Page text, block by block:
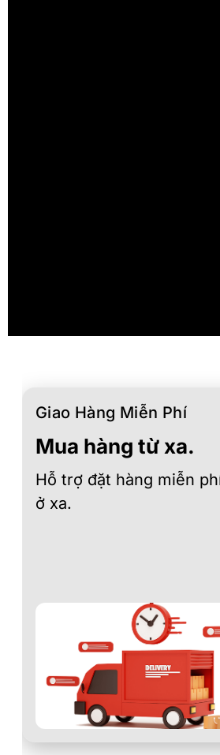
Giao Hàng Miễn Phí
Mua hàng từ xa.
Hỗ trợ đặt hàng miễn
ở xa.